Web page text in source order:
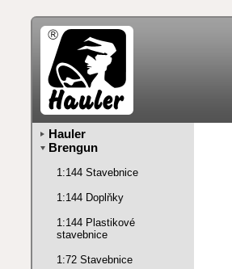
Hauler
Brengun
1:144 Stavebnice
1:144 Doplňky
1:144 Plastikové
stavebnice
1:72 Stavebnice